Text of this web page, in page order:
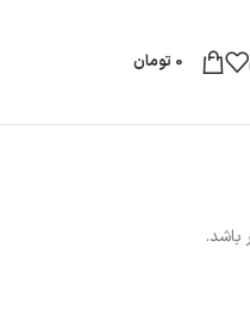
0 تومان